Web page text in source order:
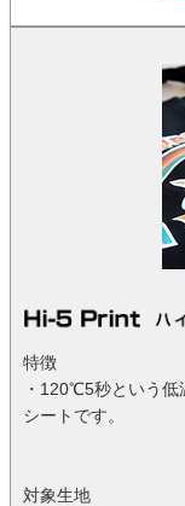
特徴
・120℃5秒という低
シートです。
対象生地